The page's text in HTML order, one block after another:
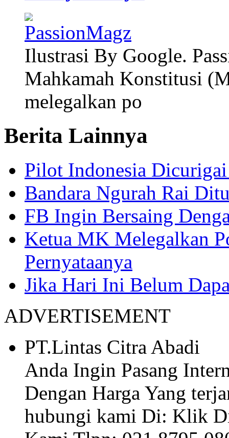
Ilustrasi By Google.
Mahkamah Konstitusi
melegalkan po
Berita Lainnya
Pilot Indonesia
Bandara Ngurah Rai
FB Ingin Bersaing
Ketua MK Melegalkan
Pernyataanya
Jika Hari Ini Belum
ADVERTISEMENT
PT.Lintas Citra Abadi
Anda Ingin Pasang
Dengan Harga Yang
hubungi kami Di: Klik